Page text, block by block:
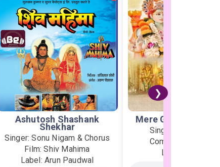
❯
Ashutosh Shashank
Shekhar
Singer: Sonu Nigam & Chorus
Film: Shiv Mahima
Label: Arun Paudwal
Mere Ghar Ram
Singer: Jubin
Composer: Payal
Label: T-Series